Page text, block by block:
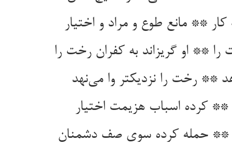
** مانع طوع و مراد و اختیار
** او گریزاند به کفران رخت را
** رخت را نزدیکتر وا می‌نهد
** کرده اسباب هزیمت اختیار
** حمله کرده سوی صف دشمنان